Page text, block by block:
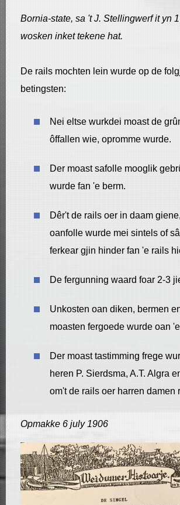
Bornia-state, sa 't J. Stellingwerf it yn
wosken inket tekene hat.
De rails mochten lein wurde op de
betingsten:
​Nei eltse wurkdei moast de
ôffallen wie, opromme wurde.
​Der moast safolle mooglik
wurde fan 'e berm.
​Dêr't de rails oer in daam
oanfolle wurde mei sintels of
ferkear gjin hinder fan 'e rails
​De fergunning waard foar 2-3
​Unkosten oan diken, bermen
moasten fergoede wurde oan
​Der moast tastimming frege
heren P. Sierdsma, A.T. Algra
om't de rails oer harren damen
Opmakke 6 july 1906